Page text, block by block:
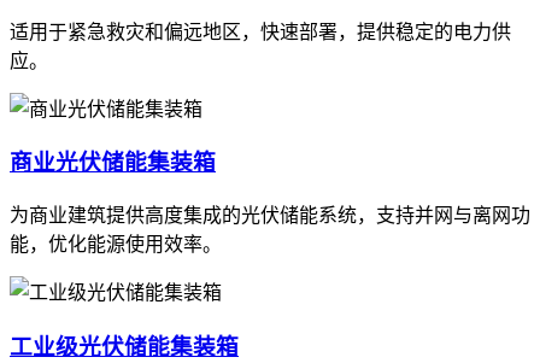
适用于紧急救灾和偏远地区，快速部署，提供稳定的电力供
应。
商业光伏储能集装箱
为商业建筑提供高度集成的光伏储能系统，支持并网与离网功
能，优化能源使用效率。
工业级光伏储能集装箱